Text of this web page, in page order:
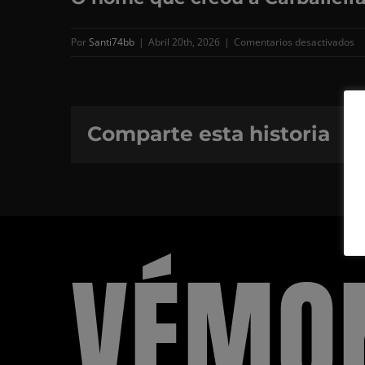
PorSanti74bb | Abril 20th, 2026 | Comentarios desactivados
Comparte esta historia